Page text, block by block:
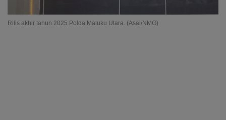
Rilis akhir tahun 2025 Polda Maluku Utara. (Asal/NMG)